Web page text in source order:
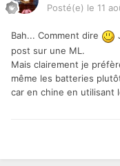
Posté(e) le 11
Bah... Comment dire
post sur une ML.
Mais clairement je
même les batteries
car en chine en utilisant